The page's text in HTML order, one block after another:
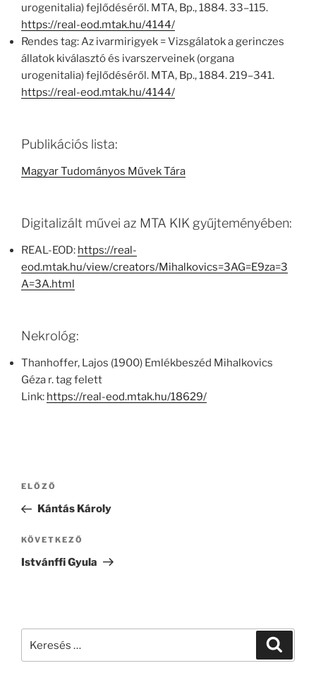
urogenitalia) fejlődéséről. MTA, Bp., 1884. 33–115.
https://real-eod.mtak.hu/4144/
Rendes tag: Az ivarmirigyek = Vizsgálatok a gerinczes
állatok kiválasztó és ivarszerveinek (organa
urogenitalia) fejlődéséről. MTA, Bp., 1884. 219–341.
https://real-eod.mtak.hu/4144/
Publikációs lista:
Magyar Tudományos Művek Tára
Digitalizált művei az MTA KIK gyűjteményében:
REAL-EOD: https://real-
eod.mtak.hu/view/creators/Mihalkovics=3AG=E9za=3
A=3A.html
Nekrológ:
Thanhoffer, Lajos (1900) Emlékbeszéd Mihalkovics
Géza r. tag felett
Link: https://real-eod.mtak.hu/18629/
Bejegyzés
Korábbi
bejegyzés
ELŐZŐ
Kántás Károly
Következő
bejegyzés
KÖVETKEZŐ
Istvánffi Gyula